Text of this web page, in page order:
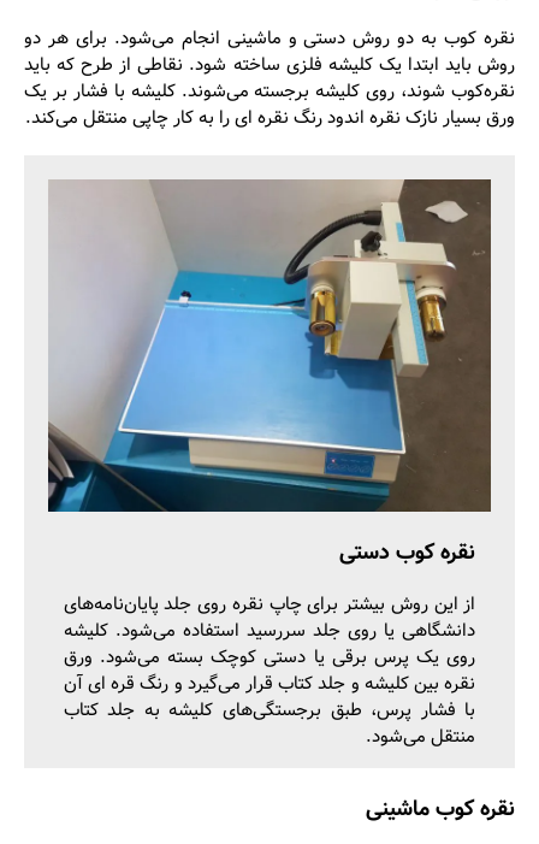
نقره کوب به دو روش دستی و ماشینی انجام می‌شود. برای هر دو
روش باید ابتدا یک کلیشه فلزی ساخته شود. نقاطی از طرح که باید
نقره‌کوب شوند، روی کلیشه برجسته می‌شوند. کلیشه با فشار بر یک
ورق بسیار نازک نقره اندود رنگ نقره ای را به کار چاپی منتقل می‌کند.
نقره کوب دستی
از این روش بیشتر برای چاپ نقره روی جلد پایان‌نامه‌های
دانشگاهی یا روی جلد سررسید استفاده می‌شود. کلیشه
روی یک پرس برقی یا دستی کوچک بسته می‌شود. ورق
نقره بین کلیشه و جلد کتاب قرار می‌گیرد و رنگ قره ای آن
با فشار پرس، طبق برجستگی‌های کلیشه به جلد کتاب
منتقل می‌شود.
نقره کوب ماشینی